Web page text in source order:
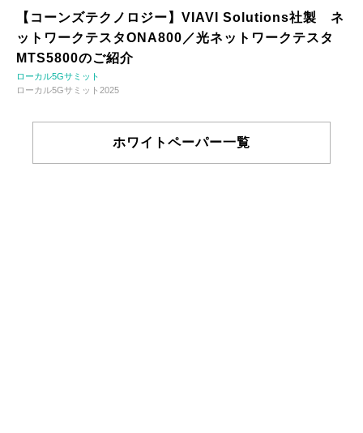
【コーンズテクノロジー】VIAVI Solutions社製 ネ
ットワークテスタONA800／光ネットワークテスタ
MTS5800のご紹介
ローカル5Gサミット
ローカル5Gサミット2025
ホワイトペーパー一覧